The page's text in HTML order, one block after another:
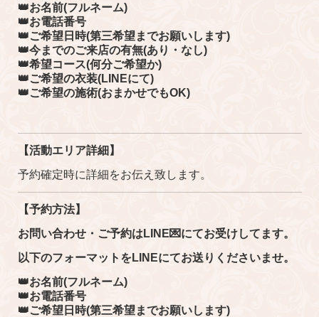
👑お名前(フルネーム)
👑お電話番号
👑ご希望日時(第三希望までお願いします)
👑今までのご来店の有無(あり・なし)
👑希望コース(何分ご希望か)
👑ご希望の衣装(LINEにて)
👑ご希望の施術(おまかせでもOK)
【活動エリア詳細】
予約確定時に詳細をお伝え致します。
【予約方法】
お問い合わせ・ご予約はLINE💌にてお受けしてます。
以下のフォーマットをLINEにてお送りくださいませ。
👑お名前(フルネーム)
👑お電話番号
👑ご希望日時(第三希望までお願いします)